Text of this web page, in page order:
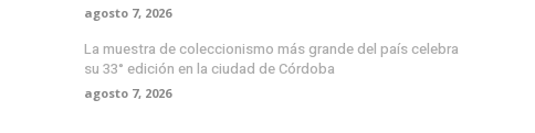
agosto 7, 2026
La muestra de coleccionismo más grande del país celebra
su 33° edición en la ciudad de Córdoba
agosto 7, 2026